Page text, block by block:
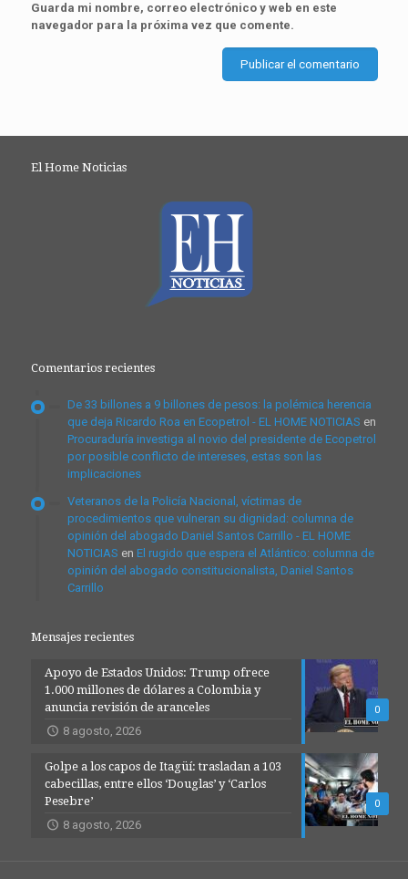
Guarda mi nombre, correo electrónico y web en este
navegador para la próxima vez que comente.
El Home Noticias
Comentarios recientes
De 33 billones a 9 billones de pesos: la polémica herencia
que deja Ricardo Roa en Ecopetrol - EL HOME NOTICIAS en
Procuraduría investiga al novio del presidente de Ecopetrol
por posible conflicto de intereses, estas son las
implicaciones
Veteranos de la Policía Nacional, víctimas de
procedimientos que vulneran su dignidad: columna de
opinión del abogado Daniel Santos Carrillo - EL HOME
NOTICIAS en El rugido que espera el Atlántico: columna de
opinión del abogado constitucionalista, Daniel Santos
Carrillo
Mensajes recientes
0
Apoyo de Estados Unidos: Trump ofrece
1.000 millones de dólares a Colombia y
anuncia revisión de aranceles
8 agosto, 2026
0
Golpe a los capos de Itagüí: trasladan a 103
cabecillas, entre ellos ‘Douglas’ y ‘Carlos
Pesebre’
8 agosto, 2026